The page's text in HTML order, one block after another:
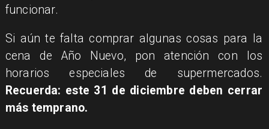
funcionar.
Si aún te falta comprar algunas cosas para la
cena de Año Nuevo, pon atención con los
horarios especiales de supermercados.
Recuerda: este 31 de diciembre deben cerrar
más temprano.